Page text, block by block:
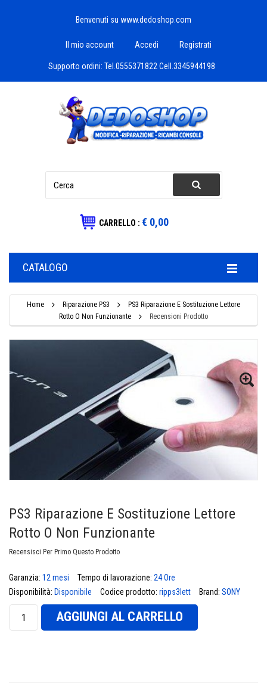
Benvenuti su www.dedoshop.com
Il mio account Accedi Registrati
Supporto ordini: Tel.0555371822 Cell.3345944198
CARRELLO : € 0,00
CATALOGO
Home Riparazione PS3
PS3 Riparazione E Sostituzione Lettore
Rotto O Non Funzionante
Recensioni Prodotto
PS3 Riparazione E Sostituzione Lettore
Rotto O Non Funzionante
Recensisci Per Primo Questo Prodotto
Garanzia: 12 mesi Tempo di lavorazione: 24 Ore
Disponibilità: Disponibile Codice prodotto: ripps3lett Brand: SONY
AGGIUNGI AL CARRELLO